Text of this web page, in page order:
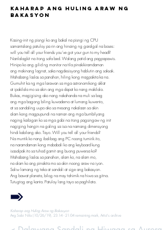
Kaharap ang Huling Araw ng
Bakasyon
Kasing-init ng pisngi ko ang bakal na pisngi ng CPU
samantalang patuloy pa rin ang hinaing ng garalgal na boses:
will you tell all your friends you’ve got your gun to my head?
Nanlalagkit na itong sofa bed. Walang patid ang pagpapawis.
Hinipo ko ang gilid ng monitor na tila pinakikiramdaman
ang makinang lagnat, saka nagdesisyong hablutin ang saksak.
Mahabang laslas sa panahon, hiling kong magpakita ka na.
Gumuhit ka ng mga larawan sa mga astronomikong aklat
at ipakilala mo sa akin ang mga dapat ko nang makilala.
Bukas, magigising ako nang nakahanda na muli sa bag
ang mga bagong biling kuwaderno at lumang kuwento,
at sa sandaling uupo ako sa mesang nakalaan sa akin
alam kong magpupundi na naman ang mga bumbilyang
naging kaibigan ko sa mga gabi na itong pagsingaw ng init
nagiging hangin na galing sa isa na namang dimensyong
hindi kabilang ako. Tayo. Will you tell all your friends?
Na muntik ko nang ibalibag ang PC noong tumirik ito,
na naramdaman kong mababali ko ang keyboard kung
isasalpak ito sa tuhod gamit ang buong puwersa ko?
Mahabang laslas sa panahon, alam ko, na alam mo,
na alam ko ang pinakita mo sa akin noong araw na iyon.
Saliw lamang ng teka at sandali at sige ang bakasyon.
Ang bawat planeta, bilog na may tahimik na hiwa sa gitna.
Tutugtog ang kanta. Patuloy lang tayo sa paghilata.
Kaharap ang Huling Araw ng Bakasyon
Ang Sabi Nila (10/26/19), 23:14 - 21:04 remaining mark, Artist's archive